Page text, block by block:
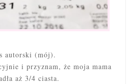
autorski (mój).
i przyznam, że moja mama
aż 3/4 ciasta.